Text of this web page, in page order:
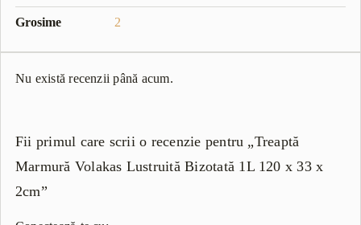
Grosime 2
Nu există recenzii până acum.
Fii primul care scrii o recenzie pentru „Treaptă
Marmură Volakas Lustruită Bizotată 1L 120 x 33 x
2cm”